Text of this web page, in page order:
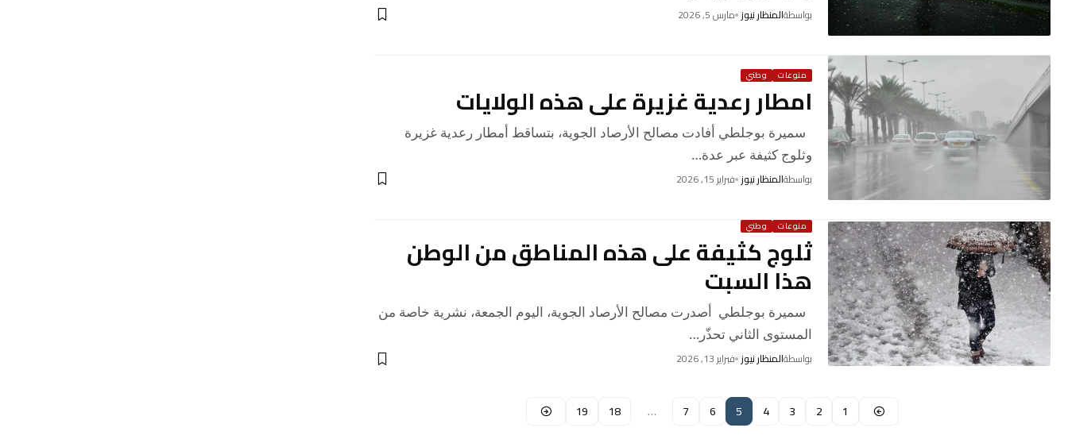
بواسطةالمنظار نيوز مارس 5, 2026
منوعات وطني
امطار رعدية غزيرة على هذه الولايات
سميرة بوجلطي أفادت مصالح الأرصاد الجوية، بتساقط أمطار رعدية غزيرة
وثلوج كثيفة عبر عدة…
بواسطةالمنظار نيوز فبراير 15, 2026
منوعات وطني
ثلوج كثيفة على هذه المناطق من الوطن
هذا السبت
سميرة بوجلطي أصدرت مصالح الأرصاد الجوية، اليوم الجمعة، نشرية خاصة من
المستوى الثاني تحذّر…
بواسطةالمنظار نيوز فبراير 13, 2026
1
2
3
4
5
6
7
…
18
19